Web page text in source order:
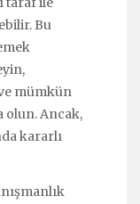
Bu
mümkün
olun. Ancak,
kararlı